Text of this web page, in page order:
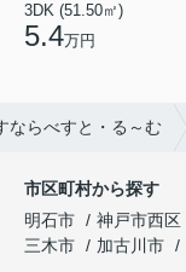
3DK (51.50㎡)
5.4万円
ならべすと・る～む
市区町村から探す
明石市
神戸市西区
三木市
加古川市